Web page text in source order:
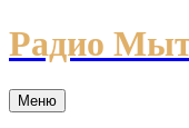
Перейти
к
Радио
Меню